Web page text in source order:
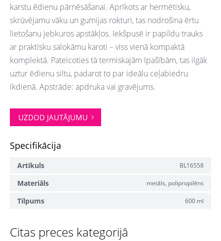
karstu ēdienu pārnēsāšanai. Aprīkots ar hermētisku,
skrūvējamu vāku un gumijas rokturi, tas nodrošina ērtu
lietošanu jebkuros apstākļos. Iekšpusē ir papildu trauks
ar praktisku salokāmu karoti – viss vienā kompaktā
komplektā. Pateicoties tā termiskajām īpašībām, tas ilgāk
uztur ēdienu siltu, padarot to par ideālu ceļabiedru
ikdienā. Apstrāde: apdruka vai gravējums.
UZDOD JAUTĀJUMU
Specifikācija
Artikuls BL16558
Materiāls metāls, polipropilēns
Tilpums 600 ml
Citas preces kategorijā